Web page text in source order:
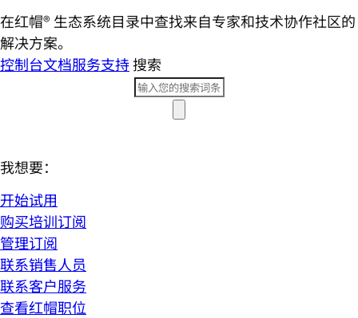
在红帽® 生态系统目录中查找来自专家和技术协作社区的
解决方案。
控制台文档服务支持搜索
我想要：
开始试用
购买培训订阅
管理订阅
联系销售人员
联系客户服务
查看红帽职位